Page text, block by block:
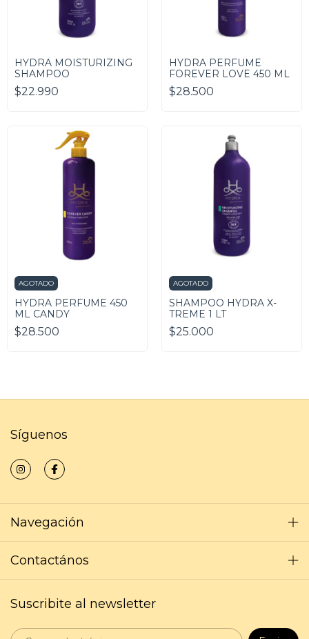
HYDRA MOISTURIZING
SHAMPOO
$22.990
HYDRA PERFUME
FOREVER LOVE 450 ML
$28.500
AGOTADO
HYDRA PERFUME 450
ML CANDY
$28.500
AGOTADO
SHAMPOO HYDRA X-
TREME 1 LT
$25.000
Síguenos
Navegación
Contactános
Suscribite al newsletter